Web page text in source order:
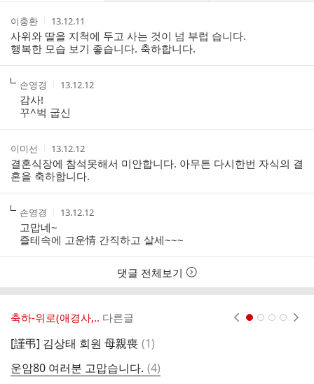
트
작
성
자
이충환
작
성
시
간
13.12.11
사위와 딸을 지척에 두고 사는 것이 넘 부럽 습니다.
행복한 모습 보기 좋습니다. 축하합니다.
작
성
자
손영경
작
시
간
13.12.12
감사!
꾸^벅 굽신
작
성
자
이미선
작
성
시
간
13.12.12
결혼식장에 참석못해서 미안합니다. 아무튼 다시한번 자식의 결
혼을 축하합니다.
작
성
자
손영경
작
시
간
13.12.12
고맙네~
즐테속에 고운情 간직하고 살세~~~
댓글 전체보기
축하-위로(애경사,.. 다른글
[謹弔] 김상태 회원 母親喪 댓
(1)
운암80 여러분 고맙습니다. 댓
글
(4)